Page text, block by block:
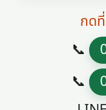
กด
📞
📞